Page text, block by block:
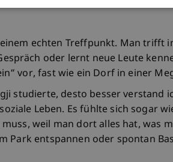
echten Treffpunkt. Man trifft
oder lernt neue Leute
vor, fast wie ein Dorf in einer
studierte, desto besser verstand
Leben. Es fühlte sich sogar
weil man dort alles hat, was
Park entspannen oder spontan